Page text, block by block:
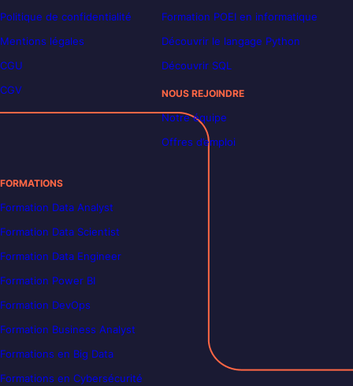
Politique de confidentialité
Mentions légales
CGU
CGV
Formation POEI en informatique
Découvrir le langage Python
Découvrir SQL
NOUS REJOINDRE
Notre équipe
Offres d’emploi
FORMATIONS
Formation Data Analyst
Formation Data Scientist
Formation Data Engineer
Formation Power BI
Formation DevOps
Formation Business Analyst
Formations en Big Data
Formations en Cybersécurité